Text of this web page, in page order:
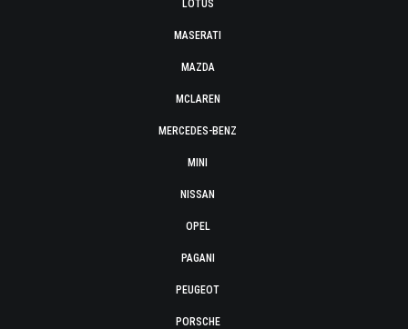
LOTUS
MASERATI
MAZDA
MCLAREN
MERCEDES-BENZ
MINI
NISSAN
OPEL
PAGANI
PEUGEOT
PORSCHE